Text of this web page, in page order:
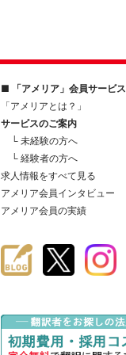
■ 「アメリア」会員サービス
「アメリアとは？」
サービスのご案内
└ 未経験の方へ
└ 経験者の方へ
求人情報をすべて見る
アメリア会員インタビュー
アメリア会員の実績